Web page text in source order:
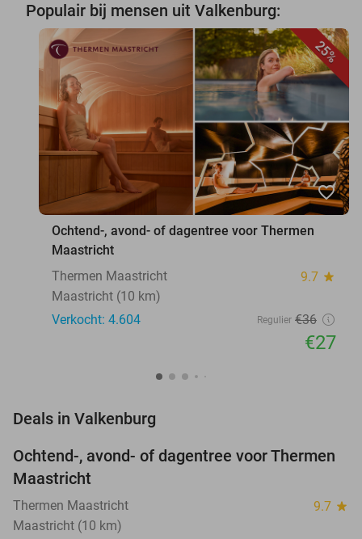
Populair bij mensen uit Valkenburg:
25%
favorite_border
Ochtend-, avond- of dagentree voor Thermen
Maastricht
Thermen Maastricht
9.7 star
Maastricht (10 km)
Verkocht: 4.604
Regulier €36
€27
Deals in Valkenburg
25%
Ochtend-, avond- of dagentree voor Thermen
Maastricht
Thermen Maastricht 9.7 star
Maastricht (10 km)